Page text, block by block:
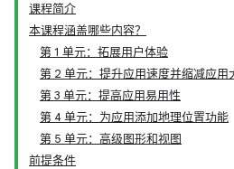
课程简介
本课程涵盖哪些内容？
第 1 单元：拓展用户体验
第 2 单元：提升应用速度并缩减应用
第 3 单元：提高应用易用性
第 4 单元：为应用添加地理位置功能
第 5 单元：高级图形和视图
前提条件